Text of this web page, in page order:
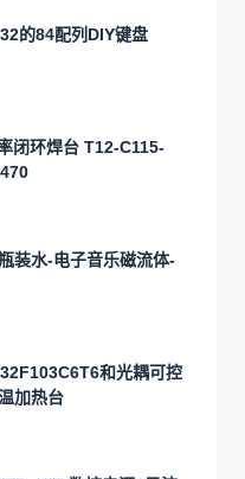
的84配列DIY键盘
闭环焊台 T12-C115-
装水-电子音乐磁流体-
和光耦可控
加热台